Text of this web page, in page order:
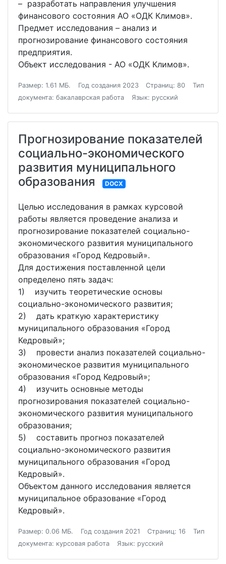
– разработать направления улучшения
финансового состояния АО «ОДК Климов».
Предмет исследования – анализ и
прогнозирование финансового состояния
предприятия.
Объект исследования - АО «ОДК Климов».
Размер: 1.61 МБ. Год создания 2023 Страниц: 80
Тип
документа: бакалаврская работа
Язык: русский
Прогнозирование показателей
социально-экономического
развития муниципального
образования
DOCX
Целью исследования в рамках курсовой
работы является проведение анализа и
прогнозирование показателей социально-
экономического развития муниципального
образования «Город Кедровый».
Для достижения поставленной цели
определено пять задач:
1) изучить теоретические основы
социально-экономического развития;
2) дать краткую характеристику
муниципального образования «Город
Кедровый»;
3) провести анализ показателей социально-
экономическое развития муниципального
образования «Город Кедровый»;
4) изучить основные методы
прогнозирования показателей социально-
экономического развития муниципального
образования;
5) составить прогноз показателей
социально-экономического развития
муниципального образования «Город
Кедровый».
Объектом данного исследования является
муниципальное образование «Город
Кедровый».
Размер: 0.06 МБ. Год создания 2021 Страниц: 16
Тип
документа: курсовая работа
Язык: русский